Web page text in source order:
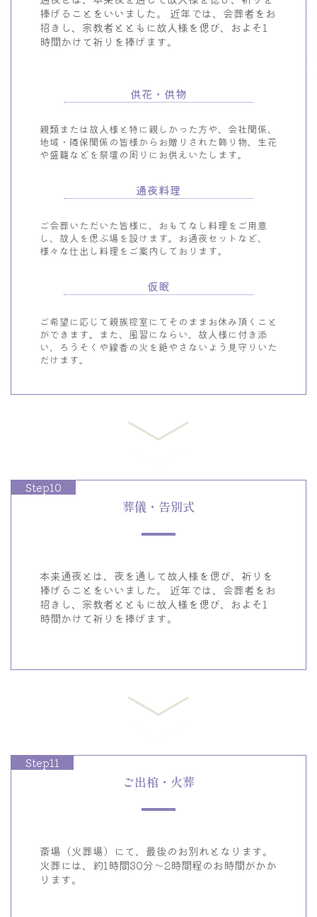
捧げることをいいました。
近年では、会葬者をお
招きし、宗教者とともに故人様を偲び、 およそ1
時間かけて祈りを捧げます。
供花・供物
親類または故人様と特に親しかった方や、会社関係、
地域・隣保関係の皆様からお贈りされた飾り物、生花
や盛籠などを祭壇の周りにお供えいたします。
通夜料理
ご会葬いただいた皆様に、おもてなし料理をご用意
し、故人を偲ぶ場を設けます。お通夜セットなど、
様々な仕出し料理をご案内しております。
仮眠
ご希望に応じて親族控室にてそのままお休み頂くこと
ができます。また、風習にならい、故人様に付き添
い、ろうそくや線香の火を絶やさないよう見守りいた
だけます。
Step10
葬儀・告別式
本来通夜とは、夜を通して故人様を偲び、祈りを
捧げることをいいました。
近年では、会葬者をお
招きし、宗教者とともに故人様を偲び、 およそ1
時間かけて祈りを捧げます。
Step11
ご出棺・火葬
斎場（火葬場）にて、最後のお別れとなります。
火葬には、約1時間30分～2時間程のお時間がかか
ります。